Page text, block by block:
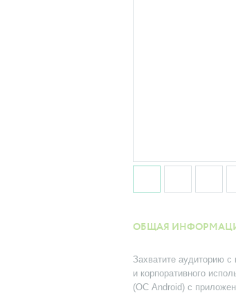
ОБЩАЯ
Захватите аудиторию
и корпоративного
(ОС Android) с